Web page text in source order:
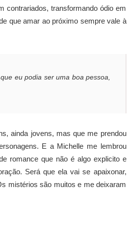
contrariados, transformando ódio em
que amar ao próximo sempre vale à
eu podia ser uma boa pessoa,
ainda jovens, mas que me prendou
E a Michelle me lembrou
romance que não é algo explicito e
Será que ela vai se apaixonar,
mistérios são muitos e me deixaram